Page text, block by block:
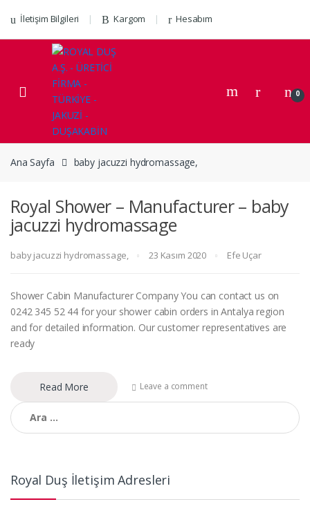
İletişim Bilgileri Kargom Hesabım
0
Ana Sayfa baby jacuzzi hydromassage,
Royal Shower – Manufacturer – baby
jacuzzi hydromassage
baby jacuzzi hydromassage, 23 Kasım 2020 Efe Uçar
Shower Cabin Manufacturer Company You can contact us on
0242 345 52 44 for your shower cabin orders in Antalya region
and for detailed information. Our customer representatives are
ready
Read More Leave a comment
Arama:
Royal Duş İletişim Adresleri